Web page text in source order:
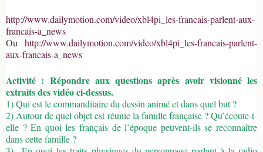
http://www.dailymotion.com/video/xbl4pi_les-francais-parlent-aux-
francais-a_news
Ou http://www.dailymotion.com/video/xbl4pi_les-francais-parlent-
aux-francais-a_news
Activité : Répondre aux questions après avoir visionné les
extraits des vidéo ci-dessus.
1) Qui est le commanditaire du dessin animé et dans quel but ?
2) Autour de quel objet est réunie la famille française ? Qu’écoute-t-
elle ? En quoi les français de l’époque peuvent-ils se reconnaître
dans cette famille ?